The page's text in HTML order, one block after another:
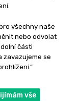
všechny naše
nebo odvolat
části
zavazujeme se
vše